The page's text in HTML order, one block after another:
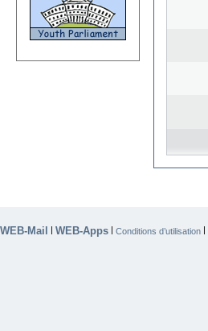
WEB-Mail | WEB-Apps | Conditions d’utilisation |